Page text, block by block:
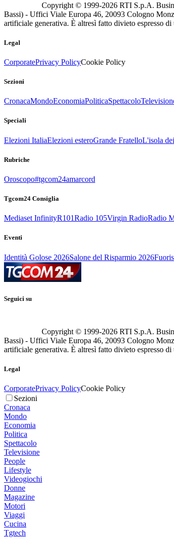
Copyright © 1999-2026 RTI S.p.A.
Bassi) - Uffici Viale Europa 46, 20093 Cologno
artificiale generativa. È altresì fatto divieto espresso
Legal
CorporatePrivacy PolicyCookie Policy
Sezioni
CronacaMondoEconomiaPoliticaSpettacolo
Speciali
Elezioni ItaliaElezioni esteroGrande FratelloL'isola
Rubriche
Oroscopo#tgcom24amarcord
Tgcom24 Consiglia
Mediaset InfinityR101Radio 105Virgin RadioRadio
Eventi
Identità Golose 2026Salone del Risparmio 2026
Seguici su
Copyright © 1999-2026 RTI S.p.A.
Bassi) - Uffici Viale Europa 46, 20093 Cologno
artificiale generativa. È altresì fatto divieto espresso
Legal
CorporatePrivacy PolicyCookie Policy
Sezioni
Cronaca
Mondo
Economia
Politica
Spettacolo
Televisione
People
Lifestyle
Videogiochi
Donne
Magazine
Motori
Viaggi
Cucina
Tgtech